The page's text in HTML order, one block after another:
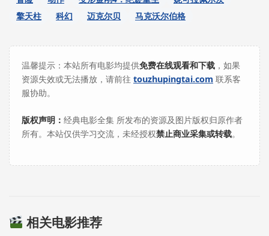
擎天柱
科幻 迈克尔贝 马克沃尔伯格
温馨提示：本站所有电影均提供免费在线观看和下载 ，如果
资源失效或无法播放，请前往 touzhupingtai.com 联系客
服协助。
版权声明： 经典电影全集 所发布的资源及图片版权归原作者
所有。本站仅供学习交流，未经授权禁止商业采集或转载。
相关电影推荐